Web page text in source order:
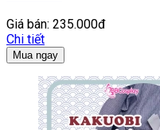
Giá bán: 235.000đ
Chi tiết
Mua ngay